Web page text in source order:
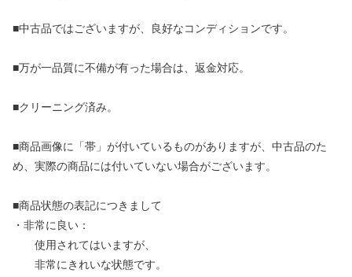
■中古品ではございますが、良好なコンディションです。
■万が一品質に不備が有った場合は、返金対応。
■クリーニング済み。
■商品画像に「帯」が付いているものがありますが、中古品のた
め、実際の商品には付いていない場合がございます。
■商品状態の表記につきまして
・非常に良い：
使用されてはいますが、
非常にきれいな状態です。